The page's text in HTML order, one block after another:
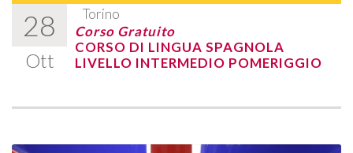
28
Ott
Torino
Corso Gratuito
CORSO DI LINGUA SPAGNOLA
LIVELLO INTERMEDIO POMERIGGIO